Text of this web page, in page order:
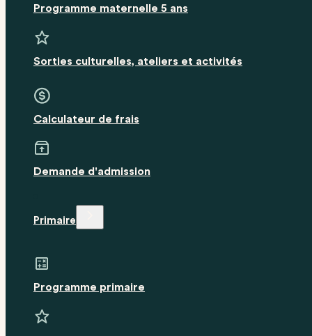
Programme maternelle 5 ans
Sorties culturelles, ateliers et activités
Calculateur de frais
Demande d'admission
Primaire
Programme primaire